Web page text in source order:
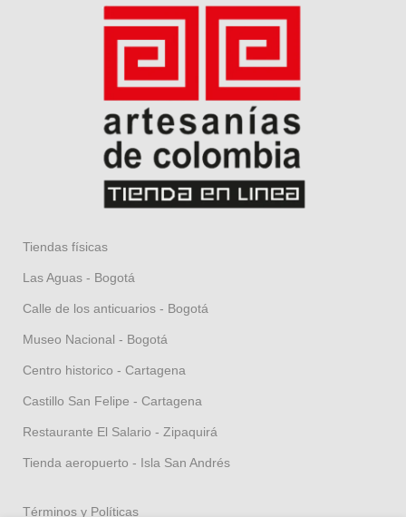
Tiendas físicas
Las Aguas - Bogotá
Calle de los anticuarios - Bogotá
Museo Nacional - Bogotá
Centro historico - Cartagena
Castillo San Felipe - Cartagena
Restaurante El Salario - Zipaquirá
Tienda aeropuerto - Isla San Andrés
Términos y Políticas